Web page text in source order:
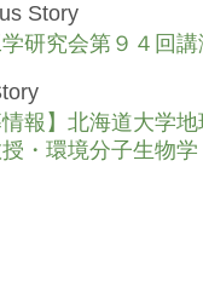
Story
研究会第９４回講
情報】北海道大学
・環境分子生物学